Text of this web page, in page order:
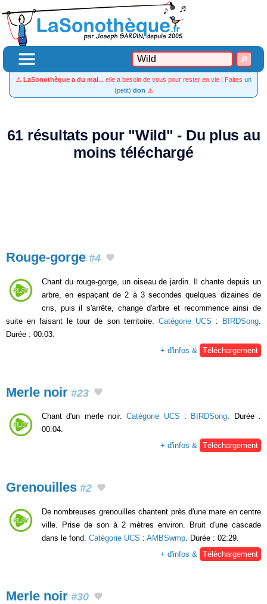
⚠️ LaSonothèque a du mal... elle a besoin de vous pour rester en vie ! Faites un
(petit) don ⚠️
61 résultats pour "Wild" - Du plus au
moins téléchargé
Rouge-gorge #4
Chant du rouge-gorge, un oiseau de jardin. Il chante depuis un
arbre, en espaçant de 2 à 3 secondes quelques dizaines de
cris, puis il s'arrête, change d'arbre et recommence ainsi de
suite en faisant le tour de son territoire. Catégorie UCS : BIRDSong
Durée : 00:03.
+ d'infos &
Téléchargement
Merle noir #23
Chant d'un merle noir.Catégorie UCS : BIRDSong. Durée :
00:04.
+ d'infos & Téléchargement
Grenouilles #2
De nombreuses grenouilles chantent près d'une mare en centre
ville. Prise de son à 2 mètres environ. Bruit d'une cascade
dans le fond. Catégorie UCS : AMBSwmp . Durée : 02:29.
+ d'infos &
Téléchargement
Merle noir #30